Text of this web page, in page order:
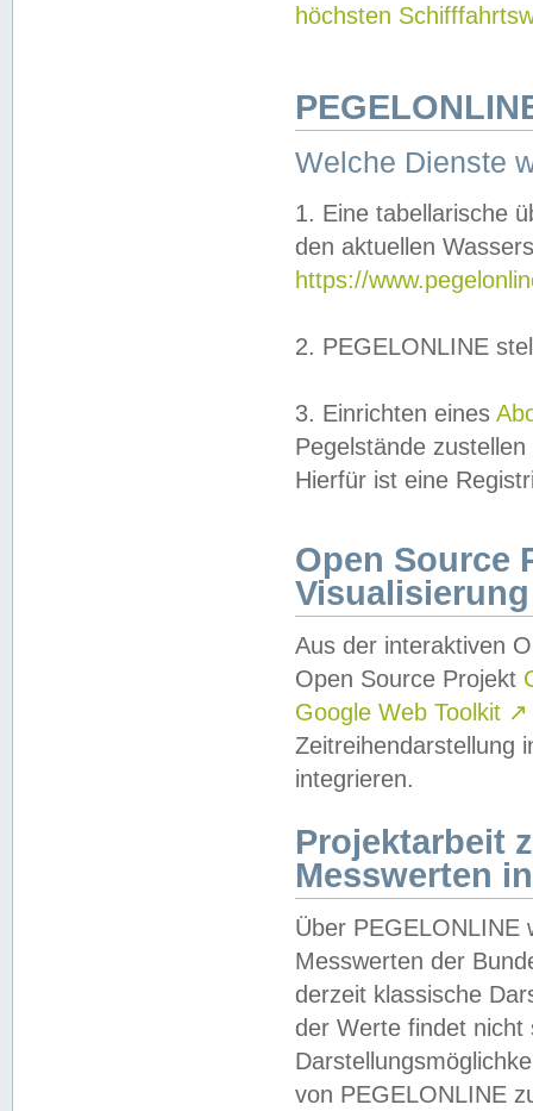
höchsten
Welche Dienste
1. Eine tabellarische
den aktuellen
https://
2. PEGELONLINE
3. Einrichten eines
Pegelstände
Hierfür ist eine
Open Source
Visualisierung
Aus der interaktiven
Open Source Projekt
Google Web Toolkit ↗
Zeitreihendarstellung
integrieren.
Projektarbeit
Messwerten
Über PEGELONLINE
Messwerten der
derzeit klassische
der Werte findet
von PEGELONLINE